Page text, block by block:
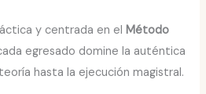
y centrada en el Método
egresado domine la auténtica
hasta la ejecución magistral.